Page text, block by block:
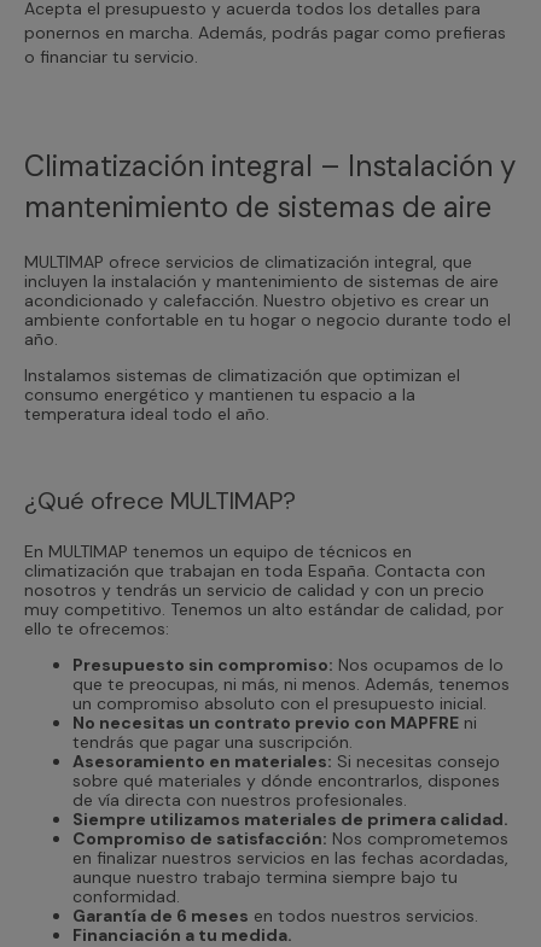
Acepta el presupuesto y acuerda todos los detalles para
ponernos en marcha. Además, podrás pagar como prefieras
o financiar tu servicio.
Climatización integral – Instalación y
mantenimiento de sistemas de aire
MULTIMAP ofrece servicios de climatización integral, que
incluyen la instalación y mantenimiento de sistemas de aire
acondicionado y calefacción. Nuestro objetivo es crear un
ambiente confortable en tu hogar o negocio durante todo el
año.
Instalamos sistemas de climatización que optimizan el
consumo energético y mantienen tu espacio a la
temperatura ideal todo el año.
¿Qué ofrece MULTIMAP?
En MULTIMAP tenemos un equipo de técnicos en
climatización que trabajan en toda España. Contacta con
nosotros y tendrás un servicio de calidad y con un precio
muy competitivo. Tenemos un alto estándar de calidad, por
ello te ofrecemos:
Presupuesto sin compromiso: Nos ocupamos de lo
que te preocupas, ni más, ni menos. Además, tenemos
un compromiso absoluto con el presupuesto inicial.
No necesitas un contrato previo con MAPFRE ni
tendrás que pagar una suscripción.
Asesoramiento en materiales: Si necesitas consejo
sobre qué materiales y dónde encontrarlos, dispones
de vía directa con nuestros profesionales.
Siempre utilizamos materiales de primera calidad.
Compromiso de satisfacción: Nos comprometemos
en finalizar nuestros servicios en las fechas acordadas,
aunque nuestro trabajo termina siempre bajo tu
conformidad.
Garantía de 6 meses en todos nuestros servicios.
Financiación a tu medida.